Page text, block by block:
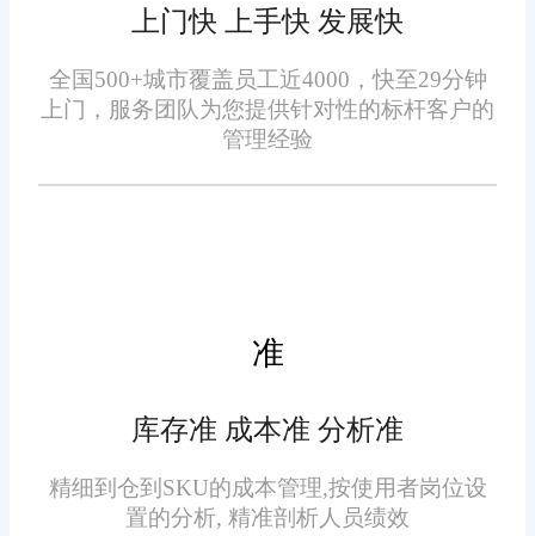
主流电商平台、直播渠道、私域
商城、线下门店的全面对接，实
现线上线下订单、库存、会员数
据的全域打通，避免出现渠道数
据割裂、运营脱节的问题，适配
三、看技术架构，保障系统
自动更新。选型时需避开架构老
拓展性强的系统，可支持后续新
增店铺、新增渠道、新增功能模
块，无需重复更换系统，适配企
上门快 上手快 发展快
全国500+城市覆盖员工近4000，快至29分钟
上门，服务团队为您提供针对性的标杆客户的
管理经验
准
库存准 成本准 分析准
精细到仓到SKU的成本管理,按使用者岗位设
置的分析, 精准剖析人员绩效